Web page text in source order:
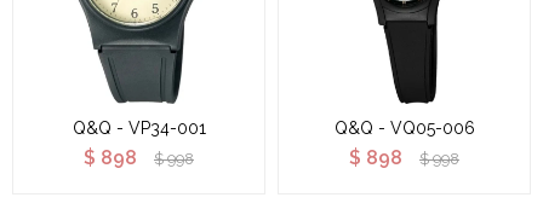
Q&Q - VP34-001
$ 898 $ 998
Q&Q - VQ05-006
$ 898 $ 998